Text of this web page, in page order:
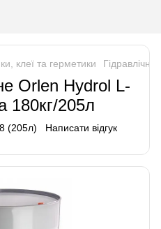
клеї та герметики Гідравлічні
Orlen Hydrol L-
180кг/205л
(205л) Написати відгук